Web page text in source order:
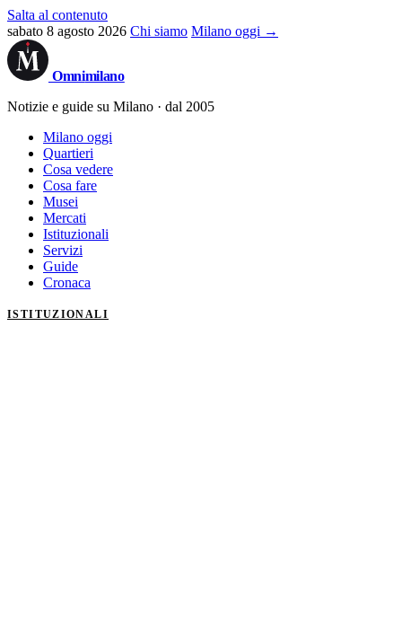
Salta al contenuto
sabato 8 agosto 2026 Chi siamo Milano oggi →
Omnimilano
Notizie e guide su Milano · dal 2005
Milano oggi
Quartieri
Cosa vedere
Cosa fare
Musei
Mercati
Istituzionali
Servizi
Guide
Cronaca
ISTITUZIONALI